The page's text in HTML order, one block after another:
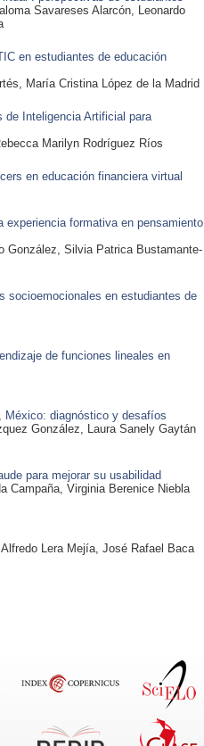
Savareses Alarcón, Leonardo
en estudiantes de educación
María Cristina López de la Madrid
de Inteligencia Artificial para
Marilyn Rodríguez Ríos
en educación financiera virtual
formativa en pensamiento
González, Silvia Patrica Bustamante-
socioemocionales en estudiantes de
de funciones lineales en
México: diagnóstico y desafíos
González, Laura Sanely Gaytán
para mejorar su usabilidad
Campaña, Virginia Berenice Niebla
Lera Mejía, José Rafael Baca